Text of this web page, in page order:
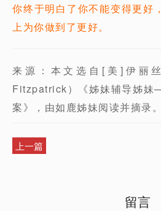
你终于明白了你不能变得更好
上为你做到了更好。
来源：本文选自[美]伊丽
Fitzpatrick）《姊妹辅导姊
案》，由如鹿姊妹阅读并摘录。
上一篇
留言